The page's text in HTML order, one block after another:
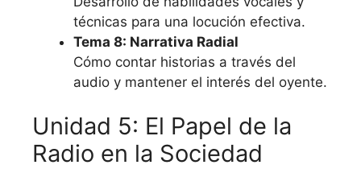
técnicas para una locución efectiva.
Tema 8: Narrativa Radial
Cómo contar historias a través del
audio y mantener el interés del oyente.
Unidad 5: El Papel de la
Radio en la Sociedad